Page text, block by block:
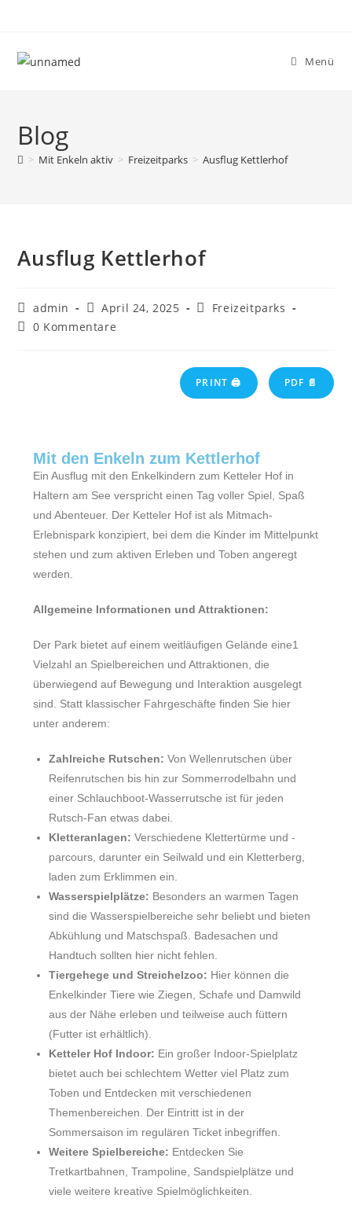
Menü
Blog
> Mit Enkeln aktiv > Freizeitparks > Ausflug Kettlerhof
Ausflug Kettlerhof
admin April 24, 2025
Freizeitparks
0 Kommentare
PRINT 🖨 PDF 📄
Mit den Enkeln zum Kettlerhof
Ein Ausflug mit den Enkelkindern zum Ketteler Hof in
Haltern am See verspricht einen Tag voller Spiel, Spaß
und Abenteuer. Der Ketteler Hof ist als Mitmach-
Erlebnispark konzipiert, bei dem die Kinder im Mittelpunkt
stehen und zum aktiven Erleben und Toben angeregt
werden.
Allgemeine Informationen und Attraktionen:
Der Park bietet auf einem weitläufigen Gelände eine1
Vielzahl an Spielbereichen und Attraktionen, die
überwiegend auf Bewegung und Interaktion ausgelegt
sind. Statt klassischer Fahrgeschäfte finden Sie hier
unter anderem:
Zahlreiche Rutschen: Von Wellenrutschen über
Reifenrutschen bis hin zur Sommerrodelbahn und
einer Schlauchboot-Wasserrutsche ist für jeden
Rutsch-Fan etwas dabei.
Kletteranlagen: Verschiedene Klettertürme und -
parcours, darunter ein Seilwald und ein Kletterberg,
laden zum Erklimmen ein.
Wasserspielplätze: Besonders an warmen Tagen
sind die Wasserspielbereiche sehr beliebt und bieten
Abkühlung und Matschspaß. Badesachen und
Handtuch sollten hier nicht fehlen.
Tiergehege und Streichelzoo: Hier können die
Enkelkinder Tiere wie Ziegen, Schafe und Damwild
aus der Nähe erleben und teilweise auch füttern
(Futter ist erhältlich).
Ketteler Hof Indoor: Ein großer Indoor-Spielplatz
bietet auch bei schlechtem Wetter viel Platz zum
Toben und Entdecken mit verschiedenen
Themenbereichen. Der Eintritt ist in der
Sommersaison im regulären Ticket inbegriffen.
Weitere Spielbereiche: Entdecken Sie
Tretkartbahnen, Trampoline, Sandspielplätze und
viele weitere kreative Spielmöglichkeiten.